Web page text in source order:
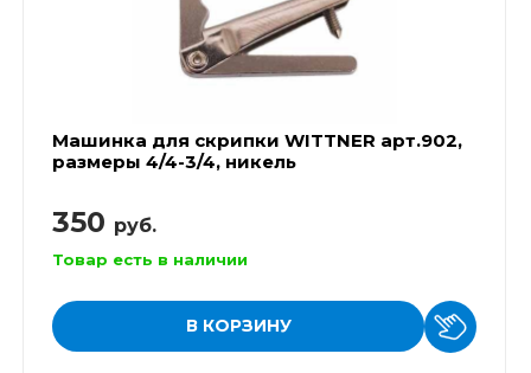
Машинка для скрипки WITTNER арт.902,
размеры 4/4-3/4, никель
350 руб.
Товар есть в наличии
В КОРЗИНУ